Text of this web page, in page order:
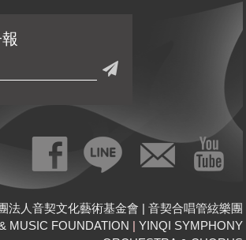
法人音契文化藝術基金會 | 音契合唱管絃樂團
MUSIC FOUNDATION | YINQI SYMPHONY